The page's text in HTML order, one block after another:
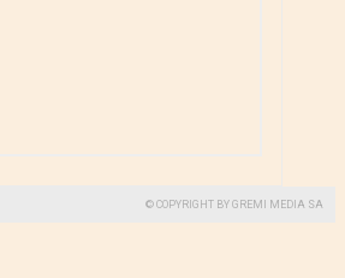
© COPYRIGHT BY GREMI MEDIA SA